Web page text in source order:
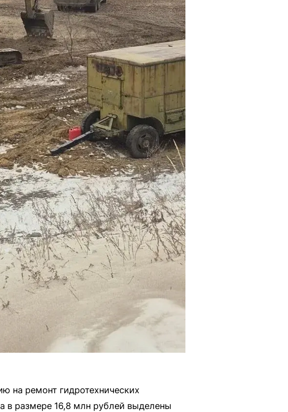
на ремонт гидротехнических
в размере 16,8 млн рублей выделены